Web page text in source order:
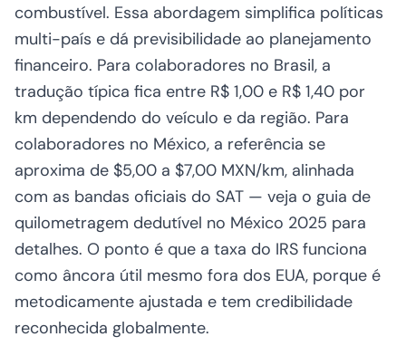
combustível. Essa abordagem simplifica políticas
multi-país e dá previsibilidade ao planejamento
financeiro. Para colaboradores no Brasil, a
tradução típica fica entre R$ 1,00 e R$ 1,40 por
km dependendo do veículo e da região. Para
colaboradores no México, a referência se
aproxima de $5,00 a $7,00 MXN/km, alinhada
com as bandas oficiais do SAT — veja o guia de
quilometragem dedutível no México 2025 para
detalhes. O ponto é que a taxa do IRS funciona
como âncora útil mesmo fora dos EUA, porque é
metodicamente ajustada e tem credibilidade
reconhecida globalmente.